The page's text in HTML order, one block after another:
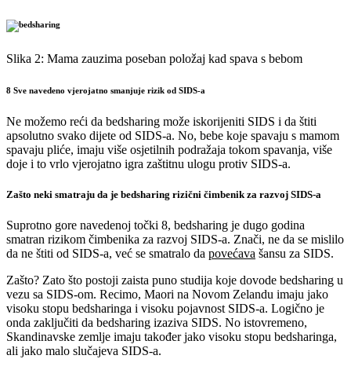
Slika 2: Mama zauzima poseban položaj kad spava s bebom
8 Sve navedeno vjerojatno smanjuje rizik od SIDS-a
Ne možemo reći da bedsharing može iskorijeniti SIDS i da štiti
apsolutno svako dijete od SIDS-a. No, bebe koje spavaju s mamom
spavaju pliće, imaju više osjetilnih podražaja tokom spavanja, više
doje i to vrlo vjerojatno igra zaštitnu ulogu protiv SIDS-a.
Zašto neki smatraju da je bedsharing rizični čimbenik za razvoj SIDS-a
Suprotno gore navedenoj točki 8, bedsharing je dugo godina
smatran rizikom čimbenika za razvoj SIDS-a. Znači, ne da se mislilo
da ne štiti od SIDS-a, već se smatralo da povećava šansu za SIDS.
Zašto? Zato što postoji zaista puno studija koje dovode bedsharing u
vezu sa SIDS-om. Recimo, Maori na Novom Zelandu imaju jako
visoku stopu bedsharinga i visoku pojavnost SIDS-a. Logično je
onda zaključiti da bedsharing izaziva SIDS. No istovremeno,
Skandinavske zemlje imaju također jako visoku stopu bedsharinga,
ali jako malo slučajeva SIDS-a.